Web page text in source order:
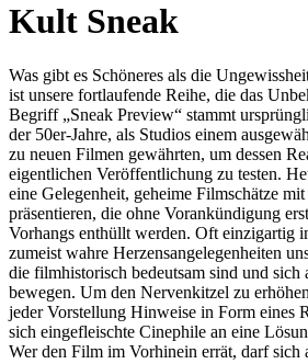
Kult Sneak
Was gibt es Schöneres als die
ist unsere fortlaufende Reihe, die das
Begriff „Sneak Preview“ stammt
der 50er-Jahre, als Studios einem
zu neuen Filmen gewährten, um dessen
eigentlichen Veröffentlichung zu testen.
eine Gelegenheit, geheime Filmschätze
präsentieren, die ohne Vorankündigung
Vorhangs enthüllt werden. Oft einzigartig
zumeist wahre Herzensangelegenheiten
die filmhistorisch bedeutsam sind und sich
bewegen. Um den Nervenkitzel zu
jeder Vorstellung Hinweise in Form eines
sich eingefleischte Cinephile an eine
Wer den Film im Vorhinein errät, darf